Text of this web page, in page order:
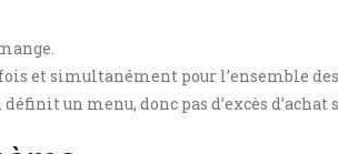
et simultanément pour l’ensemble
un menu, donc pas d’excès d’achat